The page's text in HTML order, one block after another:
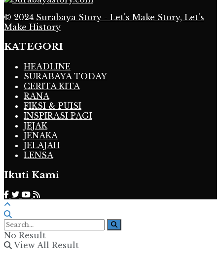
© 2024 Surabaya Story - Let's Make Story, Let's
Make History
KATEGORI
HEADLINE
SURABAYA TODAY
CERITA KITA
RANA
FIKSI & PUISI
INSPIRASI PAGI
JEJAK
JENAKA
JELAJAH
LENSA
Ikuti Kami
No Result
View All Result